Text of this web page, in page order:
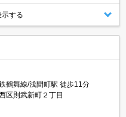
する
鶴舞線/浅間町駅 徒歩11分
区則武新町２丁目